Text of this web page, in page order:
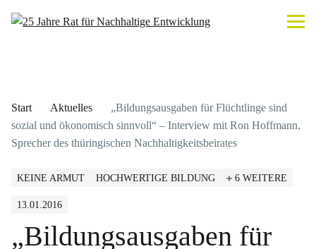
Start Aktuelles
„Bildungsausgaben für Flüchtlinge sind
sozial und ökonomisch sinnvoll“ – Interview mit Ron Hoffmann,
Sprecher des thüringischen Nachhaltigkeitsbeirates
KEINE ARMUT HOCHWERTIGE BILDUNG 6 WEITERE
13.01.2016
„Bildungsausgaben für